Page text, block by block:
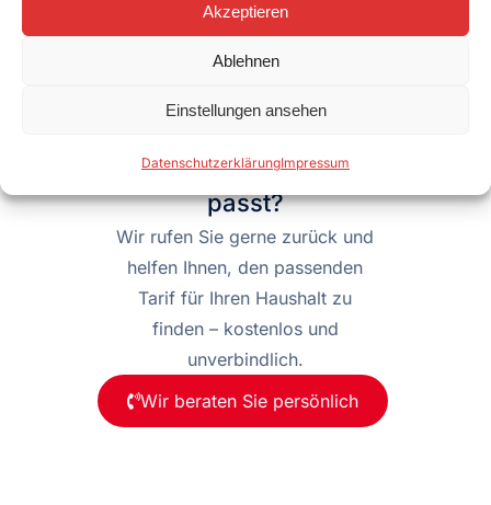
Akzeptieren
Ablehnen
Einstellungen ansehen
DatenschutzerklärungImpressum
Noch unsicher, welcher Tarif
passt?
Wir rufen Sie gerne zurück und
helfen Ihnen, den passenden
Tarif für Ihren Haushalt zu
finden – kostenlos und
unverbindlich.
Wir beraten Sie persönlich